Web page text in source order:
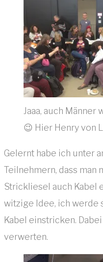
Jaaa, auch Männer
😉 Hier Henry von
Gelernt habe ich unter
Teilnehmern, dass man
Strickliesel auch Kabel
witzige Idee, ich werde
Kabel einstricken.
verwerten.